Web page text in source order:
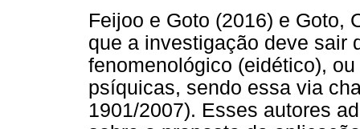
Feijoo e Goto (2016) e Goto,
que a investigação deve sair
fenomenológico (eidético),
psíquicas, sendo essa via
1901/2007). Esses autores